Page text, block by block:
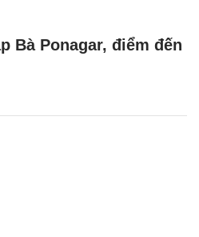
Bà Ponagar, điểm đến